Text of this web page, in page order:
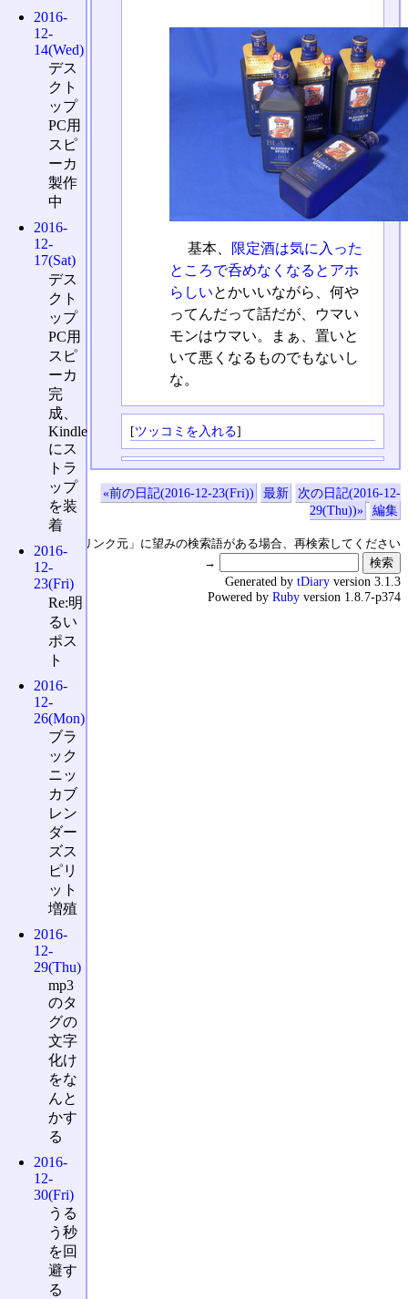
基本、
限定酒は気に入った
ところで呑めなくなるとアホ
らしいとかいいながら、何や
ってんだって話だが、ウマい
モンはウマい。まぁ、置いと
いて悪くなるものでもないし
な。
[ツッコミを入れる]
«前の日記(2016-12-23(Fri)) 最新
次の日記(2016-12-
29(Thu))»
編集
↑の「本日のリンク元」に望みの検索語がある場合、再検索してください
→
2016-
12-
14(Wed)
デス
クト
ップ
PC用
スピ
ーカ
製作
中
2016-
12-
17(Sat)
デス
クト
ップ
PC用
スピ
ーカ
完
成、
Kindle
にス
トラ
ップ
を装
着
2016-
12-
23(Fri)
Re:明
るい
ポス
ト
2016-
12-
26(Mon)
ブラ
ック
ニッ
カブ
レン
ダー
ズス
ピリ
ット
増殖
2016-
12-
29(Thu)
mp3
のタ
グの
文字
化け
をな
んと
かす
る
2016-
12-
30(Fri)
うる
う秒
を回
避す
る
Generated by tDiary version 3.1.3
Powered by Ruby version 1.8.7-p374